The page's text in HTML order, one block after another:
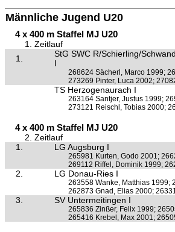
Männliche Jugend U20
4 x 400 m Staffel MJ U20
1. Zeitlauf
1.
StG SWC R/Schierling/
I
268624 Sächerl, Marco 1999;
273269 Pinter, Luca 2002;
TS Herzogenaurach I
263164 Santjer, Justus 1999;
273121 Reischl, Tobias 2000;
4 x 400 m Staffel MJ U20
2. Zeitlauf
1.
LG Augsburg I
265981 Kurten, Godo 2001;
269112 Riffel, Dominik 1999;
2. LG Donau-Ries I
263558 Wanke, Matthias 1999;
262873 Gnad, Elias 2000;
3. SV Untermeitingen I
265836 Zinßer, Felix 1999;
265416 Krebel, Max 2001;